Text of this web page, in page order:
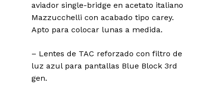
aviador single-bridge en acetato italiano
Mazzucchelli con acabado tipo carey.
Apto para colocar lunas a medida.
– Lentes de TAC reforzado con filtro de
luz azul para pantallas Blue Block 3rd
gen.